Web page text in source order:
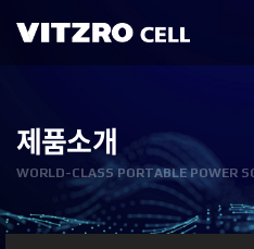
제품소개
WORLD-CLASS PORTABLE POWER